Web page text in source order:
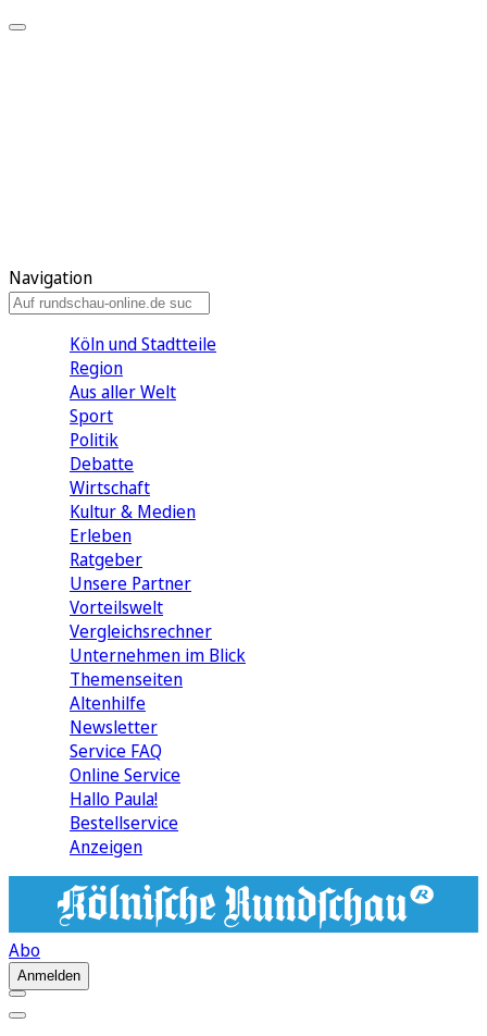
Navigation
Köln und Stadtteile
Region
Aus aller Welt
Sport
Politik
Debatte
Wirtschaft
Kultur & Medien
Erleben
Ratgeber
Unsere Partner
Vorteilswelt
Vergleichsrechner
Unternehmen im Blick
Themenseiten
Altenhilfe
Newsletter
Service FAQ
Online Service
Hallo Paula!
Bestellservice
Anzeigen
Abo
Anmelden